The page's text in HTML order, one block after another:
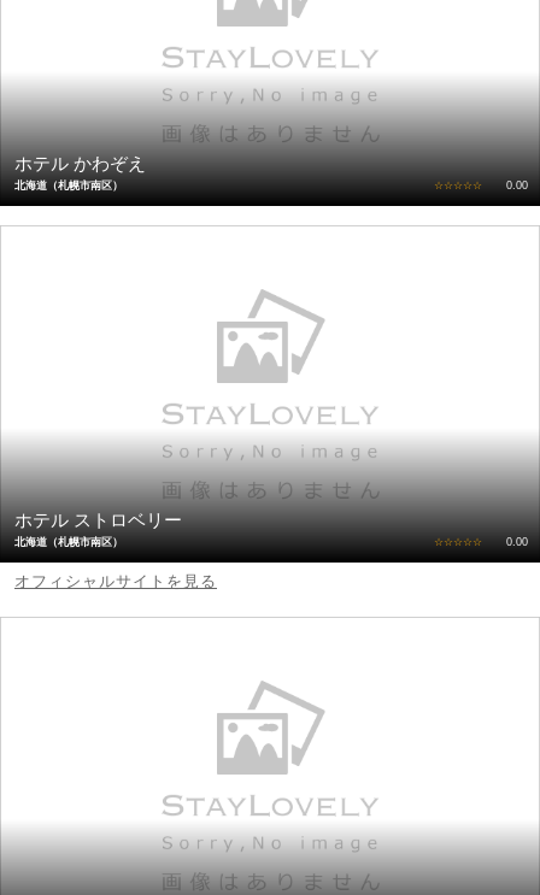
ホテル かわぞえ
北海道（札幌市南区） ☆☆☆☆☆ 0.00
ホテル ストロベリー
北海道（札幌市南区） ☆☆☆☆☆ 0.00
オフィシャルサイトを見る